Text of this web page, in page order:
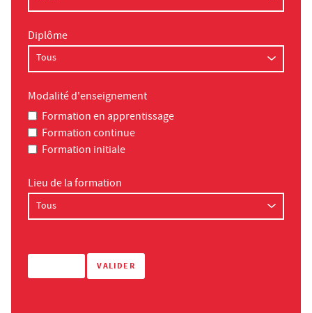
Diplôme
Modalité d'enseignement
Formation en apprentissage
Formation continue
Formation initiale
Lieu de la formation